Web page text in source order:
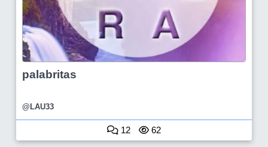
palabritas
@LAU33
12 62